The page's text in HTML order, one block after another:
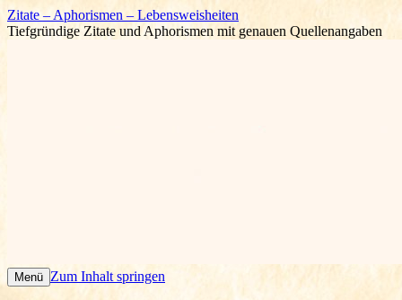
Zitate – Aphorismen – Lebensweisheiten
Tiefgründige Zitate und Aphorismen mit genauen Quellenangaben
Menü Zum Inhalt springen